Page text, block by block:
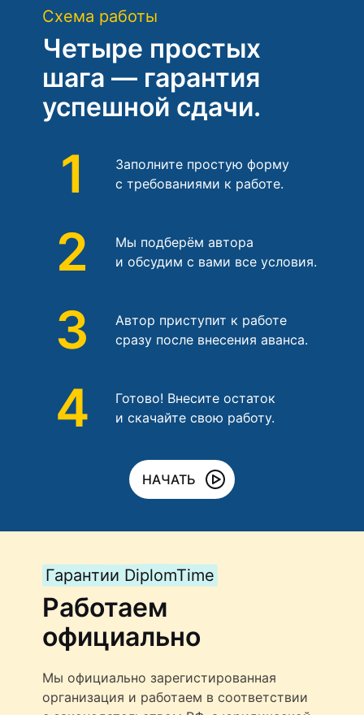
Схема работы
Четыре простых
шага — гарантия
успешной сдачи.
1
Заполните простую форму
с требованиями к работе.
2
Мы подберём автора
и обсудим с вами все условия.
3
Автор приступит к работе
сразу после внесения аванса.
4
Готово! Внесите остаток
и скачайте свою работу.
НАЧАТЬ
Гарантии DiplomTime
Работаем
официально
Мы официально зарегистированная
организация и работаем в соответствии